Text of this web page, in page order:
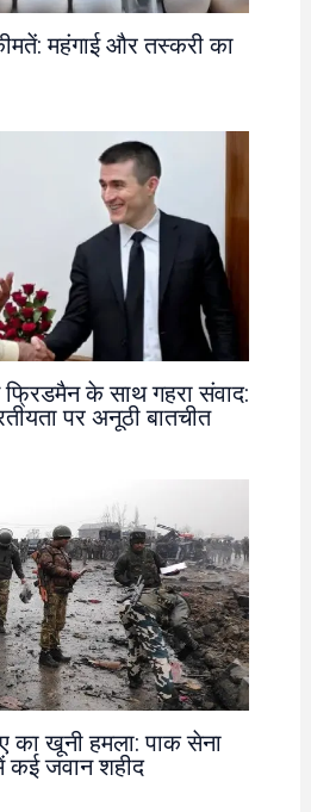
महंगाई और तस्करी का
फ्रिडमैन के साथ गहरा संवाद:
पर अनूठी बातचीत
का खूनी हमला: पाक सेना
कई जवान शहीद